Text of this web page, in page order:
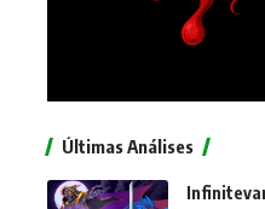
Últimas Análises